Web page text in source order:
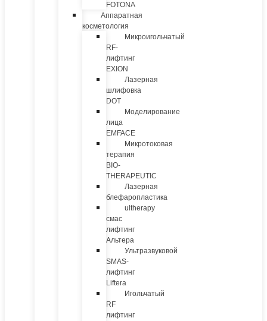
FOTONA
Аппаратная
косметология
Микроигольчатый
RF-
лифтинг
EXION
Лазерная
шлифовка
DOT
Моделирование
лица
EMFACE
Микротоковая
терапия
BIO-
THERAPEUTIC
Лазерная
блефаропластика
ultherapy
смас
лифтинг
Альтера
Ультразвуковой
SMAS-
лифтинг
Liftera
Игольчатый
RF
лифтинг